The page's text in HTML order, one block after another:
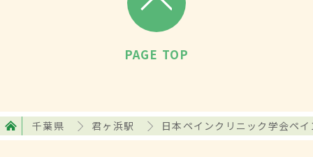
PAGE TOP
千葉県 君ヶ浜駅 日本ペインクリニック学会ペ